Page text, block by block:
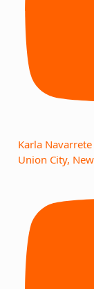
Karla
Union City,